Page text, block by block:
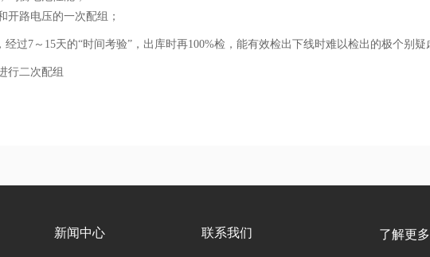
开路电压的一次配组；
过7～15天的“时间考验”，出库时再100%检，能有效检出下线时难以检出的极个别疑
行二次配组
新闻中心 联系我们 了解更